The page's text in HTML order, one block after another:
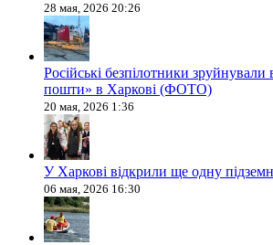
28 мая, 2026 20:26
Російські безпілотники зруйнували
пошти» в Харкові (ФОТО)
20 мая, 2026 1:36
У Харкові відкрили ще одну
06 мая, 2026 16:30